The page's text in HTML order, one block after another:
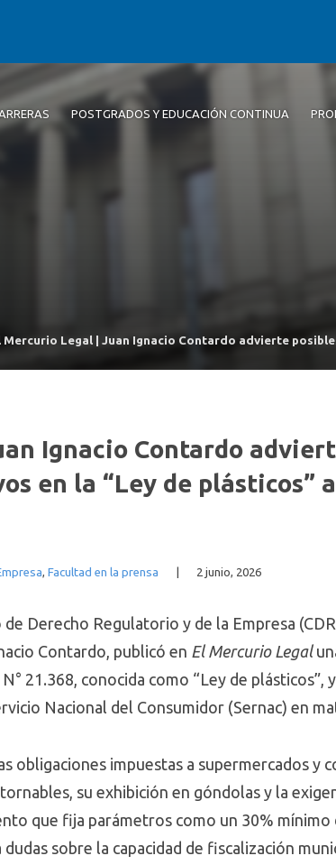
POSTGRADOS Y EDUCACIÓN CONTINUA
Mercurio Legal | Juan Ignacio Contardo advierte
Ignacio Contardo
en la “Ley de plásticos”
, Facultad en la prensa 2 junio, 2026
Derecho Regulatorio y de la Empresa
Contardo, publicó en El Mercurio Legal
21.368, conocida como “Ley de plásticos”,
Nacional del Consumidor (Sernac) en
obligaciones impuestas a supermercados y
su exhibición en góndolas y la
que fija parámetros como un 30% mínimo
sobre la capacidad de fiscalización